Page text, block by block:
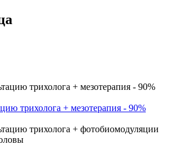
трихолога + мезотерапия - 90%